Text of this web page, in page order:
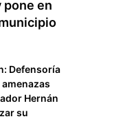
pone en
Defensoría
Hernán
su